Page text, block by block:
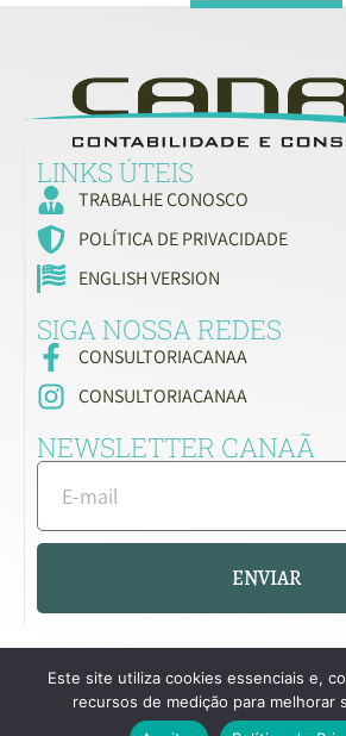
LINKS ÚTEIS
TRABALHE CONOSCO
POLÍTICA DE PRIVACIDADE
ENGLISH VERSION
SIGA NOSSA REDES
CONSULTORIACANAA
CONSULTORIACANAA
NEWSLETTER CANAÃ
ENVIAR
Este site utiliza cookies essenciais e,
recursos de medição para melhorar